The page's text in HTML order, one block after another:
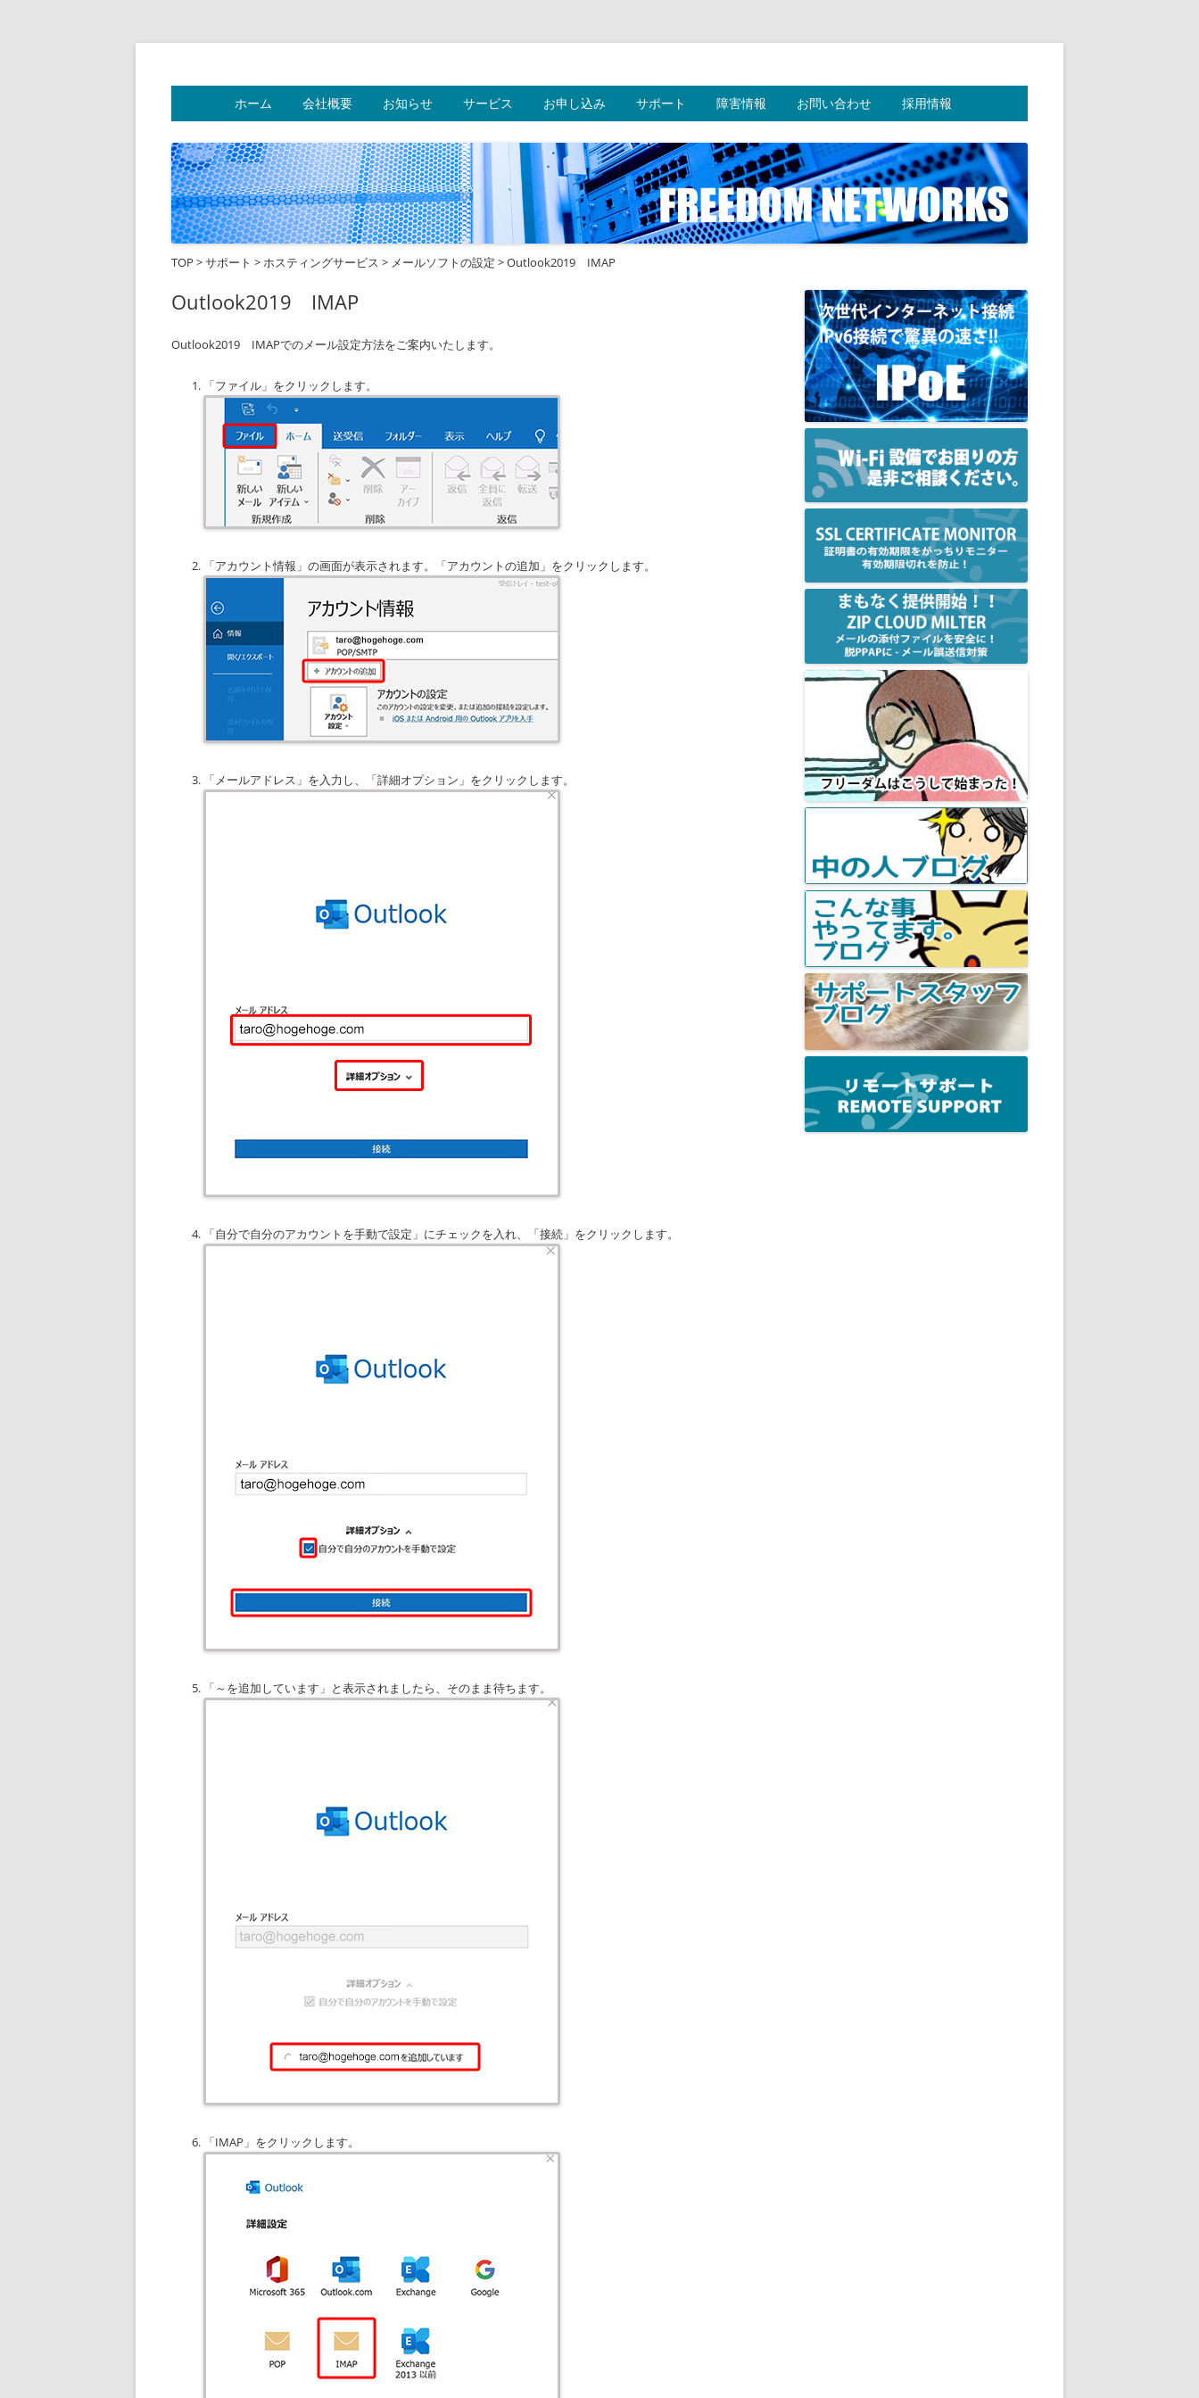
フリーダムネットワークス株式会社 コ
ン
テ
ン
へ
ス
キ
ッ
プ
ホーム 会社概要 お知らせ サービス お申し込み サポート 障害情報 お問い合わせ 採用情報
TOP >サポート >ホスティングサービス > メールソフトの設定 >Outlook2019 IMAP
Outlook2019 IMAP
Outlook2019 IMAPでのメール設定方法をご案内いたします。
「ファイル」をクリックします。
「アカウント情報」の画面が表示されます。「アカウントの追加」をクリックします。
「メールアドレス」を入力し、「詳細オプション」をクリックします。
「自分で自分のアカウントを手動で設定」にチェックを入れ、「接続」をクリックします。
「～を追加しています」と表示されましたら、そのまま待ちます。
「IMAP」をクリックします。